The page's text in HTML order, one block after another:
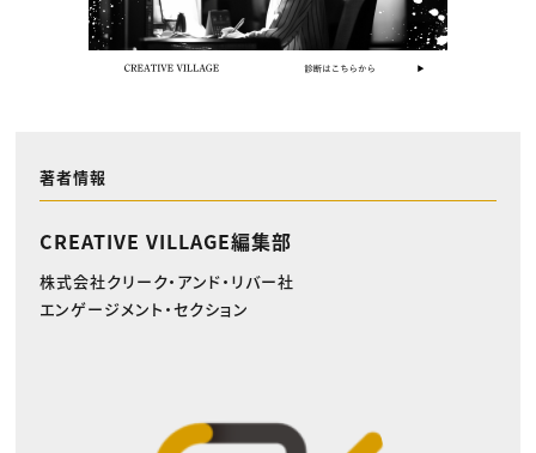
著者情報
CREATIVE VILLAGE編集部
株式会社クリーク・アンド・リバー社
エンゲージメント・セクション